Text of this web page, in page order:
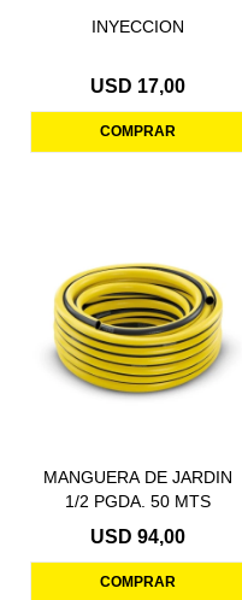
INYECCION
USD 17,00
MANGUERA DE JARDIN
1/2 PGDA. 50 MTS
USD 94,00